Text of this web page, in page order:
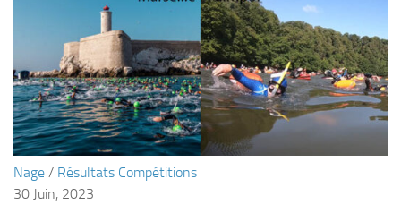
Bienvenue
Contacts
Documents utiles
Encadrement
Historique
Nage / Résultats Compétitions
30 Juin, 2023